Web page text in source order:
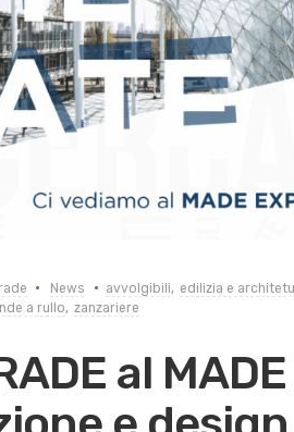
News avvolgibili, edilizia e
a rullo, zanzariere
al